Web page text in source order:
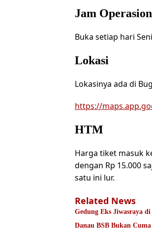
Jam
Buka setiap hari
Lokasi
Lokasinya ada di
https://
HTM
Harga tiket masuk
dengan Rp 15.000
satu ini lur.
Related News
Gedung Eks Jiwasraya
Danau BSB Bukan